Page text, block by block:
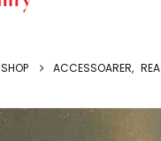
SHOP ACCESSOARER, REA